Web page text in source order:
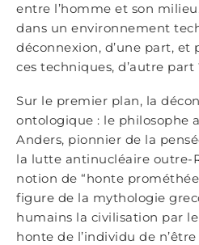
entre l’homme et son
dans un environnement
déconnexion, d’une part, et
ces techniques, d’autre part
Sur le premier plan, la
ontologique : le philosophe
Anders, pionnier de la
la lutte antinucléaire outre-
notion de “honte
figure de la mythologie
humains la civilisation par
honte de l’individu de